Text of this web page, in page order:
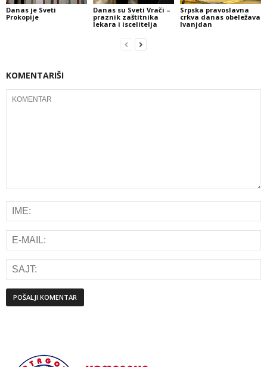
Danas je Sveti
Prokopije
Danas su Sveti Vrači –
praznik zaštitnika
lekara i iscelitelja
Srpska pravoslavna
crkva danas obeležava
Ivanjdan
KOMENTARIŠI